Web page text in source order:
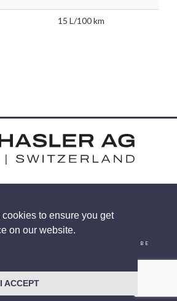
to ensure you get
on our website.
I ACCEPT
15 L/100 km
15 - CH-4052 BASEL
YOUTUBE